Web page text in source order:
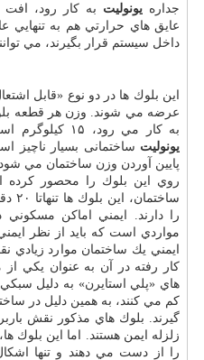
جداره يونوليت به كار رود،
عايق هاي حرارتي هم به
داخل سيستم قرار بگيرند، مي
اين بلوك ها در دو نوع «قابل
عرضه مي شوند. وزن هر قطعه
به كار مي رود، ۱۵ كيلوگرم است، در حالي كه وزن بلوك هاي
یونولیت ساختمانی بسيار ناچيز
پايين آوردن وزن ساختمان مي
روي اين بلوك را محصور
را دارند. ايمني اماكن
مواردي است كه بايد از نظر
ايمني يك ساختمان موارد زيادي
كار رفته در آن به عنوان يكي
هاي «پلي استايرن» به دليل
كم مي كنند، به همين دليل در
گيرند. بلوك هاي مذكور نقش
زلزله ايمن هستند. اما اين بلوك
را از دست مي دهند و تنها